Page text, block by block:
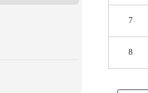
7
8